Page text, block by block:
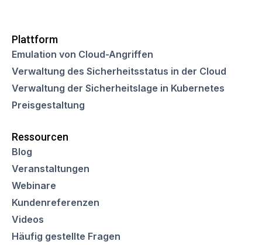
Plattform
Emulation von Cloud-Angriffen
Verwaltung des Sicherheitsstatus in der Cloud
Verwaltung der Sicherheitslage in Kubernetes
Preisgestaltung
Ressourcen
Blog
Veranstaltungen
Webinare
Kundenreferenzen
Videos
Häufig gestellte Fragen